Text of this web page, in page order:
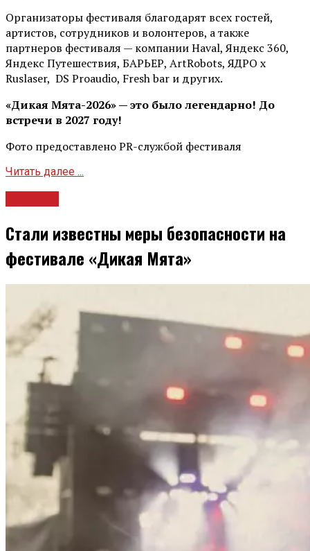
Организаторы фестиваля благодарят всех гостей,
артистов, сотрудников и волонтеров, а также
партнеров фестиваля — компании Haval, Яндекс 360,
Яндекс Путешествия, БАРЬЕР, ArtRobots, ЯДРО х
Ruslaser, DS Proaudio, Fresh bar и других.
«Дикая Мята-2026» — это было легендарно! До
встречи в 2027 году!
Фото предоставлено PR-службой фестиваля
Читать далее ...
Стали известны меры безопасности на
фестивале «Дикая Мята»